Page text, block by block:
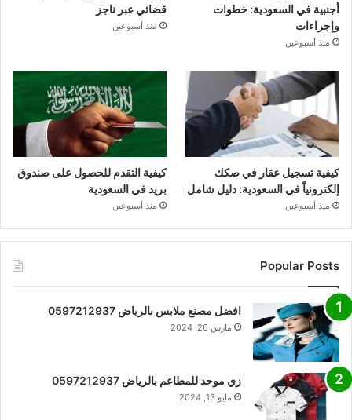
أجنبية في السعودية: خطوات
وإجراءات
منذ أسبوعين
قضائي عبر ناجز
منذ أسبوعين
كيفية تسجيل عقار في صكك
إلكترونياً في السعودية: دليل شامل
منذ أسبوعين
كيفية التقدم للحصول على صندوق
بريد في السعودية
منذ أسبوعين
Popular Posts
افضل مصنع ملابس بالرياض 0597212937
مارس 26, 2024
زي موحد للمطاعم بالرياض 0597212937
مايو 13, 2024